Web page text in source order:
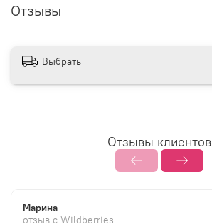
Отзывы
Выбрать
Отзывы клиентов
Марина
отзыв с Wildberries